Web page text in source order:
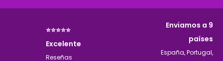
⭐⭐⭐⭐⭐
Excelente
Reseñas
Enviamos a 9
países
España, Portugal,